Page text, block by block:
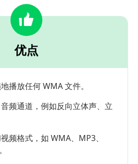
优点
播放任何 WMA 文件。
频通道，例如反向立体声、立
频格式，如 WMA、MP3、